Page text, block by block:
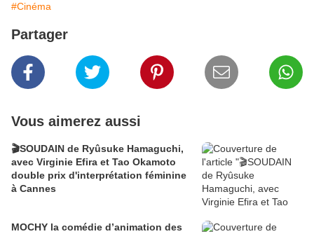
#Cinéma
Partager
Vous aimerez aussi
🎬SOUDAIN de Ryûsuke Hamaguchi,
avec Virginie Efira et Tao Okamoto
double prix d'interprétation féminine
à Cannes
MOCHY la comédie d’animation des